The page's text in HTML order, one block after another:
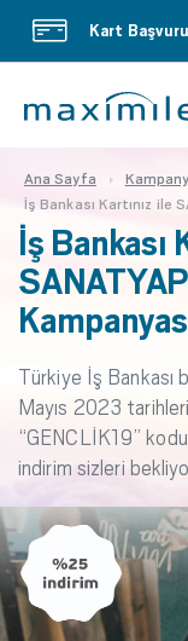
Kart
Ana Sayfa
İş Bankası Kartınız ile
İş Bankası
Türkiye İş Bankası
Mayıs 2023
“GENCLİK19”
indirim sizleri